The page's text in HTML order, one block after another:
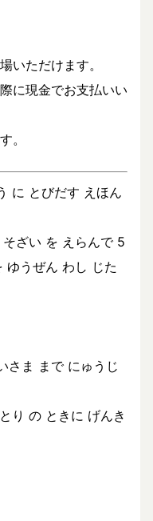
いただけます。
に現金でお支払いい
。
に とびだす えほん
ざい を えらんで 5
ゆうぜん わし じた
さま まで にゅうじ
り の ときに げんき